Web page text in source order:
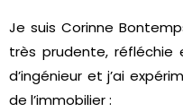
Je suis Corinne
très prudente, réfléchie
d’ingénieur et j’ai
de l’immobilier :